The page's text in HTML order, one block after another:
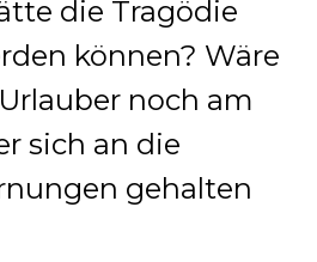
die Tragödie
können? Wäre
noch am
sich an die
gehalten